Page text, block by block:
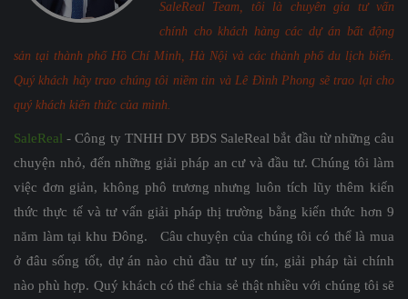
SaleReal Team, tôi là chuyên gia tư vấn
chính cho khách hàng các dự án bất động
sản tại thành phố Hồ Chí Minh, Hà Nội và các thành phố du lịch biển.
Quý khách hãy trao chúng tôi niềm tin và Lê Đình Phong sẽ trao lại cho
quý khách kiến thức của mình.
SaleReal - Công ty TNHH DV BĐS SaleReal bắt đầu từ những câu
chuyện nhỏ, đến những giải pháp an cư và đầu tư. Chúng tôi làm
việc đơn giản, không phô trương nhưng luôn tích lũy thêm kiến
thức thực tế và tư vấn giải pháp thị trường bằng kiến thức hơn 9
năm làm tại khu Đông. Câu chuyện của chúng tôi có thể là mua
ở đâu sống tốt, dự án nào chủ đầu tư uy tín, giải pháp tài chính
nào phù hợp. Quý khách có thể chia sẻ thật nhiều với chúng tôi sẽ